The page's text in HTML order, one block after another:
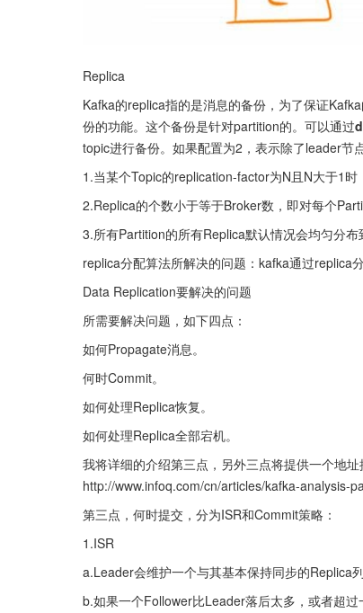
Replica
Kafka的replica指的是消息的备份，为了保证
份的功能。这个备份是针对partition的。可以通过
topic进行备份。如果配置为2，表示除了leader节
1.当某个Topic的replication-factor为N且N大于1
2.Replica的个数小于等于Broker数，即对每个
3.所有Partition的所有Replica默认情况会均匀分
replica分配算法所解决的问题：kafka通过replica
Data Replication要解决的问题
所需要解决问题，如下四点：
如何Propagate消息。
何时Commit。
如何处理Replica恢复。
如何处理Replica全部宕机。
我将详细的介绍第三点，另外三点将提供一个地
http://www.infoq.com/cn/articles/kafka-analysis-
第三点，何时提交，分为ISR和Commit策略：
1.ISR
a.Leader会维护一个与其基本保持同步的Replica
b.如果一个Follower比Leader落后太多，或者超过